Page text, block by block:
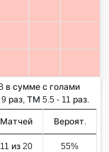
в сумме с голами
раз, ТМ 5.5 - 11 раз.
Матчей Вероят.
11 из 20 55%